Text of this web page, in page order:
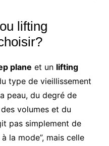
lifting
plane et un lifting
type de vieillissement
peau, du degré de
volumes et du
pas simplement de
la mode”, mais celle